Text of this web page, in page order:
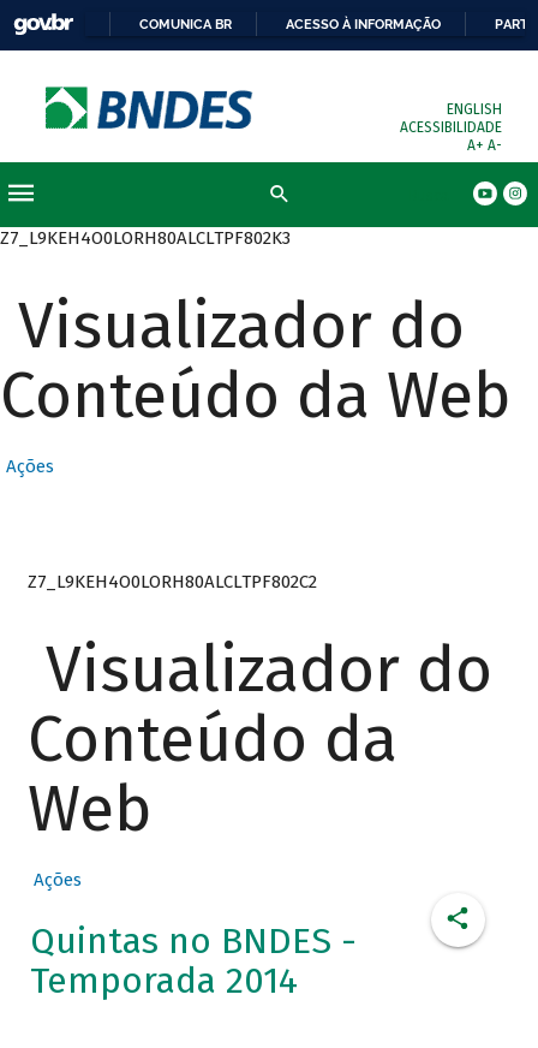
COMUNICA BR ACESSO À INFORMAÇÃO
ENGLISH
ACESSIBILIDADE
A+ A-
Z7_L9KEH4O0LORH80ALCLTPF802K3
Visualizador do
Conteúdo da Web
Ações
Z7_L9KEH4O0LORH80ALCLTPF802C2
Visualizador do
Conteúdo da
Web
Ações
Quintas no BNDES -
Temporada 2014